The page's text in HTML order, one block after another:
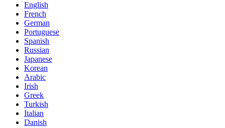
English
French
German
Portuguese
Spanish
Russian
Japanese
Korean
Arabic
Irish
Greek
Turkish
Italian
Danish